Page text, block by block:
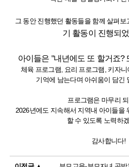
그 동안 진행했던 활동들을 함께 살펴보
기 활동이 진행되
아이들은 "내년에도 또 할거죠?
체육 프로그램, 요리 프로그램, 키자
기억에 남는다며 아쉬움이 담긴
프로그램은 마무리
2026년에도 지속해서 지역내 아이들을
할 수 있도록 노력하
감사합니다!